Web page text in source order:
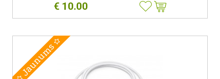
€ 10.00
Jaunums